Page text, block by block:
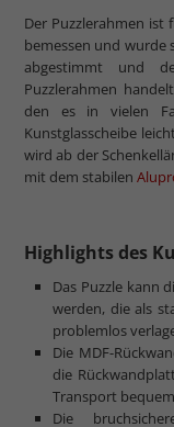
Der Puzzlerahmen ist
bemessen und wurde
abgestimmt und
Puzzlerahmen
den es in vielen
Kunstglasscheibe
wird ab der
mit dem stabilen
Highlights des
Das Puzzle kann
werden, die als
problemlos
Die MDF-
die
Transport
Die